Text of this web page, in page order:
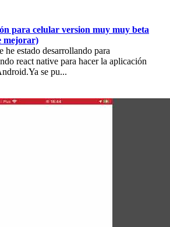
para celular version muy muy beta
mejorar)
he estado desarrollando para
react native para hacer la aplicación
se pu...